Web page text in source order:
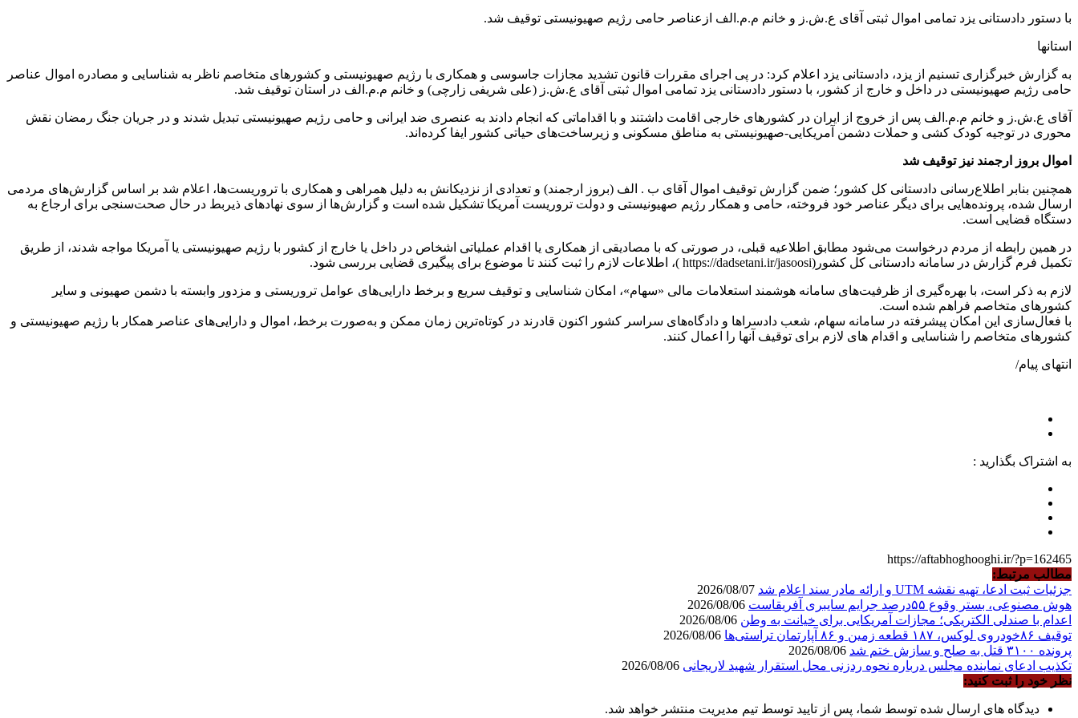
با دستور دادستانی یزد تمامی اموال ثبتی آقای ع.ش.ز و خانم م.م.الف ازعناصر حامی رژیم صهیونیستی توقیف شد.
استانها
به گزارش خبرگزاری تسنیم از یزد، دادستانی یزد اعلام کرد: در پی اجرای مقررات قانون تشدید مجازات جاسوسی و همکاری با رژیم صهیونیستی و کشورهای متخاصم ناظر به شناسایی و مصادره اموال عناصر
حامی رژیم صهیونیستی در داخل و خارج از کشور، با دستور دادستانی یزد تمامی اموال ثبتی آقای ع.ش.ز (علی شریفی زارچی) و خانم م.م.الف در استان توقیف شد.
آقای ع.ش.ز و خانم م.م.الف پس از خروج از ایران در کشورهای خارجی اقامت داشتند و با اقداماتی که انجام دادند به عنصری ضد ایرانی و حامی رژیم صهیونیستی تبدیل شدند و در جریان جنگ رمضان نقش
محوری در توجیه کودک کشی و حملات دشمن آمریکایی-صهیونیستی به مناطق مسکونی و زیرساخت‌های حیاتی کشور ایفا کرده‌اند.
اموال بروز ارجمند نیز توقیف شد
همچنین بنابر اطلاع‌رسانی دادستانی کل کشور؛ ضمن گزارش توقیف اموال آقای ب . الف (بروز ارجمند) و تعدادی از نزدیکانش به دلیل همراهی و همکاری با تروریست‌ها، اعلام شد بر اساس گزارش‌های مردمی
ارسال شده، پرونده‌هایی برای دیگر عناصر خود فروخته، حامی و همکار رژیم صهیونیستی و دولت تروریست آمریکا تشکیل شده است و گزارش‌ها از سوی نهادهای ذیربط در حال صحت‌سنجی برای ارجاع به
دستگاه قضایی است.
در همین رابطه از مردم درخواست می‌شود مطابق اطلاعیه قبلی، در صورتی که با مصادیقی از همکاری یا اقدام عملیاتی اشخاص در داخل یا خارج از کشور با رژیم صهیونیستی یا آمریکا مواجه شدند، از طریق
تکمیل فرم گزارش در سامانه دادستانی کل کشور(https://dadsetani.ir/jasoosi )، اطلاعات لازم را ثبت کنند تا موضوع برای پیگیری قضایی بررسی شود.
لازم به ذکر است، با بهره‌گیری از ظرفیت‌های سامانه هوشمند استعلامات مالی «سهام»، امکان شناسایی و توقیف سریع و برخط دارایی‌های عوامل تروریستی و مزدور وابسته با دشمن صهیونی و سایر
کشورهای متخاصم فراهم شده است.
با فعال‌سازی این امکان پیشرفته در سامانه سهام، شعب دادسراها و دادگاه‌های سراسر کشور اکنون قادرند در کوتاه‌ترین زمان ممکن و به‌صورت برخط، اموال و دارایی‌های عناصر همکار با رژیم صهیونیستی و
کشورهای متخاصم را شناسایی و اقدام های لازم برای توقیف آنها را اعمال کنند.
انتهای پیام/
به اشتراک بگذارید :
https://aftabhoghooghi.ir/?p=162465
مطالب مرتبط:
جزئیات ثبت ادعا، تهیه نقشه UTM و ارائه مادر سند اعلام شد
هوش مصنوعی، بستر وقوع ۵۵درصد جرایم سایبری آفریقاست
اعدام با صندلی الکتریکی؛ مجازات آمریکایی برای خیانت به وطن
توقیف ۸۶خودروی لوکس، ۱۸۷ قطعه زمین و ۸۶ آپارتمان تراستی‌ها
پرونده ۳۱۰۰ قتل به صلح و سازش ختم شد
تکذیب ادعای نماینده مجلس درباره نحوه ردزنی محل استقرار شهید لاریجانی
نظر خود را ثبت کنید:
دیدگاه های ارسال شده توسط شما، پس از تایید توسط تیم مدیریت منتشر خواهد شد.